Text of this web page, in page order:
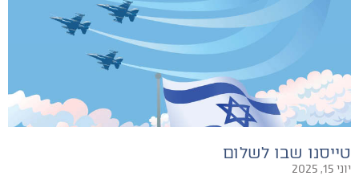
טייסנו שבו לשלום
יוני 15, 2025